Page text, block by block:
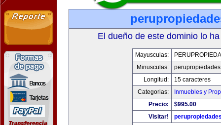
El dueño de este dominio lo
Mayusculas:
Minusculas:
Longitud:
15 caracteres
Categorias:
Inmuebles y
Precio:
$995.00
Visitar!